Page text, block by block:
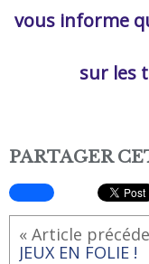
vous informe
sur les
PARTAGER
« Article
JEUX EN FOLIE !